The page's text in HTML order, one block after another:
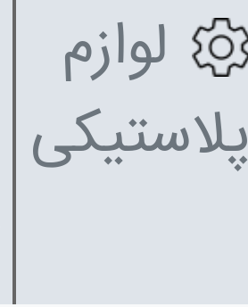
لوازم
پلاستیکی